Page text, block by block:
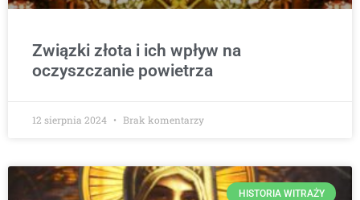
Związki złota i ich wpływ na
oczyszczanie powietrza
12 sierpnia 2024 Brak komentarzy
HISTORIA WITRAŻY